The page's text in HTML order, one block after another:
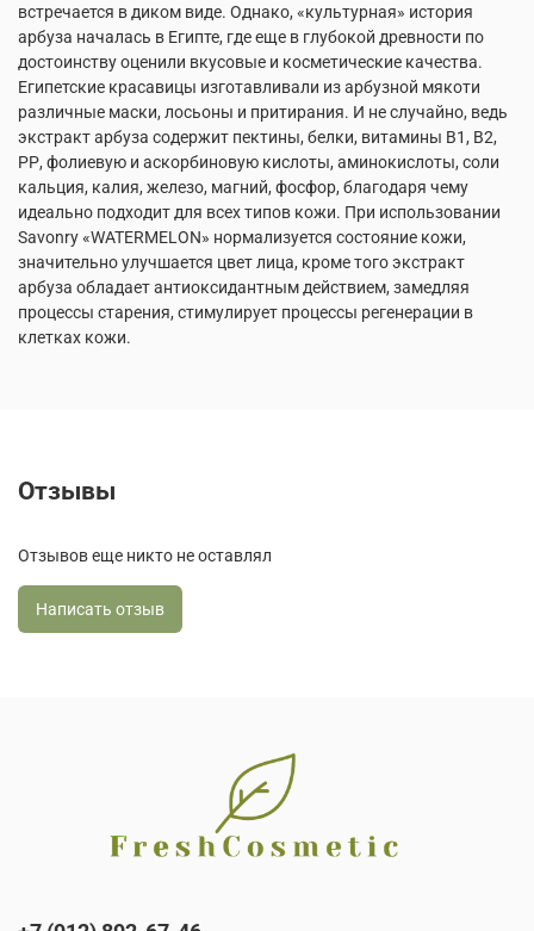
встречается в диком виде. Однако, «культурная» история
арбуза началась в Египте, где еще в глубокой древности по
достоинству оценили вкусовые и косметические качества.
Египетские красавицы изготавливали из арбузной мякоти
различные маски, лосьоны и притирания. И не случайно, ведь
экстракт арбуза содержит пектины, белки, витамины В1, В2,
РР, фолиевую и аскорбиновую кислоты, аминокислоты, соли
кальция, калия, железо, магний, фосфор, благодаря чему
идеально подходит для всех типов кожи. При использовании
Savonry «WATERMELON» нормализуется состояние кожи,
значительно улучшается цвет лица, кроме того экстракт
арбуза обладает антиоксидантным действием, замедляя
процессы старения, стимулирует процессы регенерации в
клетках кожи.
Отзывы
Отзывов еще никто не оставлял
Написать отзыв